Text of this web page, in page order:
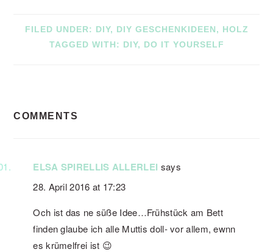
FILED UNDER: DIY, DIY GESCHENKIDEEN, HOLZ
TAGGED WITH: DIY, DO IT YOURSELF
INTERACTIONS
COMMENTS
ELSA SPIRELLIS ALLERLEI says
28. April 2016 at 17:23
Och ist das ne süße Idee…Frühstück am Bett
finden glaube ich alle Muttis doll- vor allem, ewnn
es krümelfrei ist 😉